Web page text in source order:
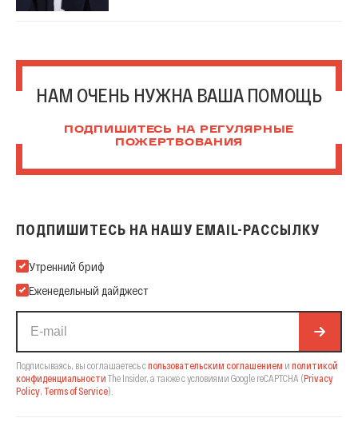
НАМ ОЧЕНЬ НУЖНА ВАША ПОМОЩЬ
ПОДПИШИТЕСЬ НА РЕГУЛЯРНЫЕ
ПОЖЕРТВОВАНИЯ
ПОДПИШИТЕСЬ НА НАШУ EMAIL-РАССЫЛКУ
Подпишитесь на нашу Email-рассылку
Утренний бриф
Еженедельный дайджест
Подписываясь, вы соглашаетесь спользовательским соглашением и политикой
конфиденциальности The Insider, а также с условиями Google reCAPTCHA (Privacy
Policy Terms of Service).